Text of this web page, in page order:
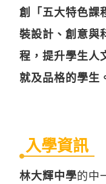
創「五大特色課
裝設計、創意與
程，提升學生人
就及品格的學生
入學資訊
林大輝中學的中